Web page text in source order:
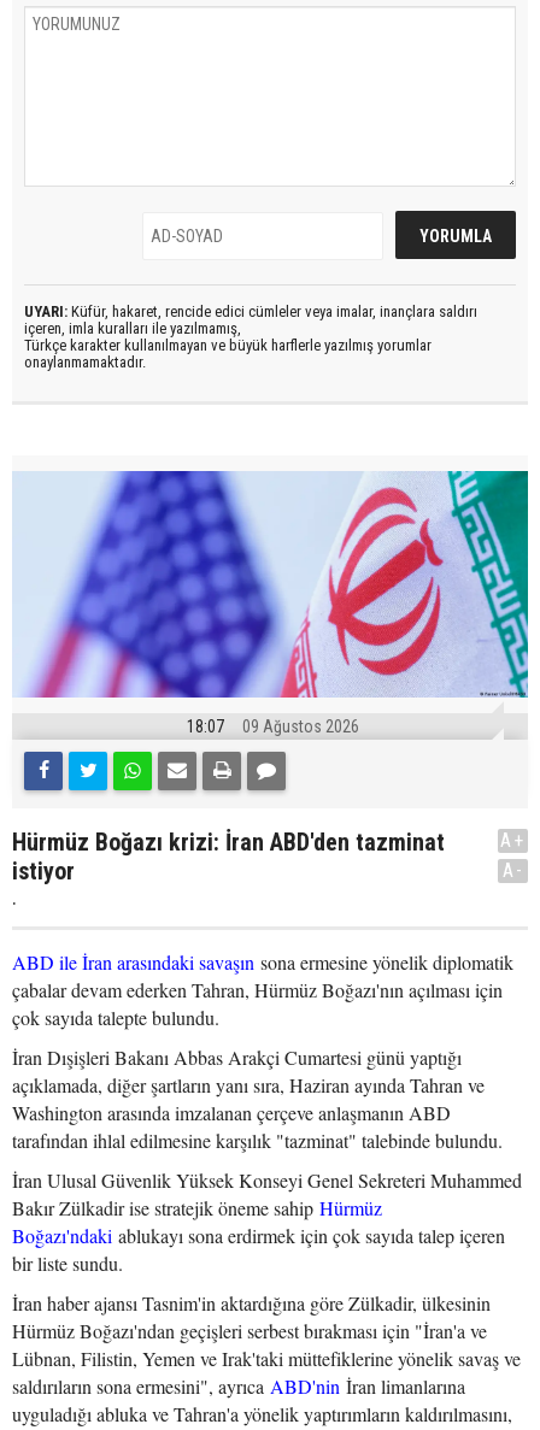
UYARI: Küfür, hakaret, rencide edici cümleler veya imalar, inançlara saldırı
içeren, imla kuralları ile yazılmamış,
Türkçe karakter kullanılmayan ve büyük harflerle yazılmış yorumlar
onaylanmamaktadır.
18:07 09 Ağustos 2026
Hürmüz Boğazı krizi: İran ABD'den tazminat
istiyor
.
A+
A-
ABD ile İran arasındaki savaşın sona ermesine yönelik diplomatik
çabalar devam ederken Tahran, Hürmüz Boğazı'nın açılması için
çok sayıda talepte bulundu.
İran Dışişleri Bakanı Abbas Arakçi Cumartesi günü yaptığı
açıklamada, diğer şartların yanı sıra, Haziran ayında Tahran ve
Washington arasında imzalanan çerçeve anlaşmanın ABD
tarafından ihlal edilmesine karşılık "tazminat" talebinde bulundu.
İran Ulusal Güvenlik Yüksek Konseyi Genel Sekreteri Muhammed
Bakır Zülkadir ise stratejik öneme sahip Hürmüz
Boğazı'ndaki ablukayı sona erdirmek için çok sayıda talep içeren
bir liste sundu.
İran haber ajansı Tasnim'in aktardığına göre Zülkadir, ülkesinin
Hürmüz Boğazı'ndan geçişleri serbest bırakması için "İran'a ve
Lübnan, Filistin, Yemen ve Irak'taki müttefiklerine yönelik savaş ve
saldırıların sona ermesini", ayrıca ABD'nin İran limanlarına
uyguladığı abluka ve Tahran'a yönelik yaptırımların kaldırılmasını,